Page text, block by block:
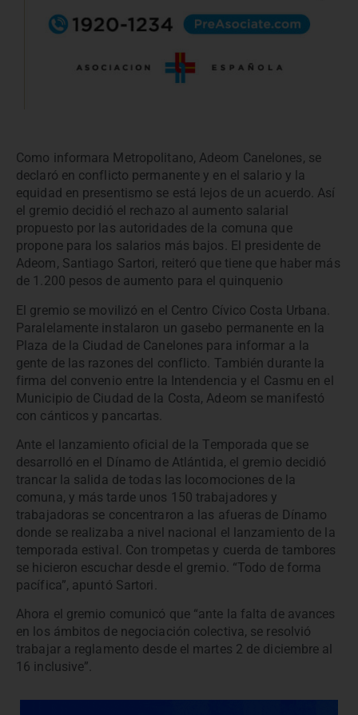
Como informara Metropolitano, Adeom Canelones, se
declaró en conflicto permanente y en el salario y la
equidad en presentismo se está lejos de un acuerdo. Así
el gremio decidió el rechazo al aumento salarial
propuesto por las autoridades de la comuna que
propone para los salarios más bajos. El presidente de
Adeom, Santiago Sartori, reiteró que tiene que haber más
de 1.200 pesos de aumento para el quinquenio
El gremio se movilizó en el Centro Cívico Costa Urbana.
Paralelamente instalaron un gasebo permanente en la
Plaza de la Ciudad de Canelones para informar a la
gente de las razones del conflicto. También durante la
firma del convenio entre la Intendencia y el Casmu en el
Municipio de Ciudad de la Costa, Adeom se manifestó
con cánticos y pancartas.
Ante el lanzamiento oficial de la Temporada que se
desarrolló en el Dínamo de Atlántida, el gremio decidió
trancar la salida de todas las locomociones de la
comuna, y más tarde unos 150 trabajadores y
trabajadoras se concentraron a las afueras de Dínamo
donde se realizaba a nivel nacional el lanzamiento de la
temporada estival. Con trompetas y cuerda de tambores
se hicieron escuchar desde el gremio. “Todo de forma
pacífica”, apuntó Sartori.
Ahora el gremio comunicó que “ante la falta de avances
en los ámbitos de negociación colectiva, se resolvió
trabajar a reglamento desde el martes 2 de diciembre al
16 inclusive”.